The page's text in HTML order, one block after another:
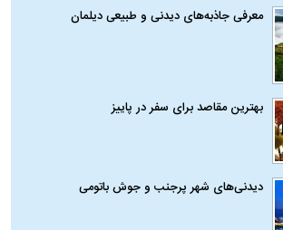
معرفی جاذبه‌های دیدنی و طبیعی دیلمان
بهترین مقاصد برای سفر در پاییز
دیدنی‌های شهر پرجنب و جوش باتومی